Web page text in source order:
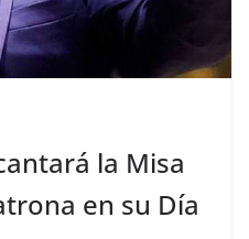
la Misa
en su Día